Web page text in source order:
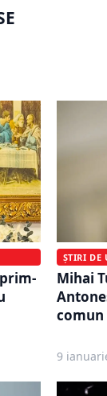
la
și
ȘTIRI DE
Mihai
comun
9